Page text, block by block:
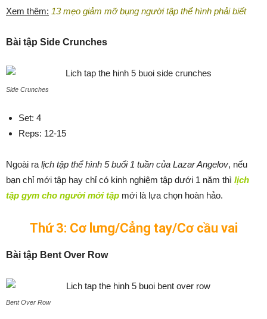
Xem thêm: 13 mẹo giảm mỡ bụng người tập thể hình phải biết
Bài tập Side Crunches
Side Crunches
Set: 4
Reps: 12-15
Ngoài ra lịch tập thể hình 5 buổi 1 tuần của Lazar Angelov, nếu
bạn chỉ mới tập hay chỉ có kinh nghiệm tập dưới 1 năm thì lịch
tập gym cho người mới tập mới là lựa chọn hoàn hảo.
Thứ 3: Cơ lưng/Cẳng tay/Cơ cầu vai
Bài tập Bent Over Row
Bent Over Row